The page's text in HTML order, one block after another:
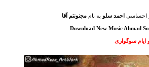
و احساسیاحمد سلو به ناممجنونتم آقا
Download New Music Ahmad
ایام سوگواری